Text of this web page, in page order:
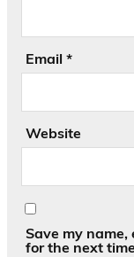
Email *
Website
Save my
for the next